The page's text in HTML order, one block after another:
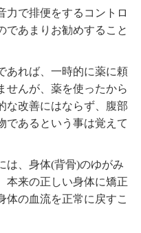
力で排便をするコントロ
であまりお勧めすること
あれば、一時的に薬に頼
せんが、薬を使ったから
な改善にはならず、腹部
であるという事は覚えて
は、身体(背骨)のゆがみ
本来の正しい身体に矯正
体の血流を正常に戻すこ